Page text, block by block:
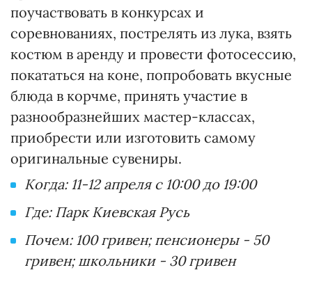
поучаствовать в конкурсах и
соревнованиях, пострелять из лука, взять
костюм в аренду и провести фотосессию,
покататься на коне, попробовать вкусные
блюда в корчме, принять участие в
разнообразнейших мастер-классах,
приобрести или изготовить самому
оригинальные сувениры.
Когда: 11-12 апреля с 10:00 до 19:00
Где: Парк Киевская Русь
Почем: 100 гривен; пенсионеры - 50
гривен; школьники - 30 гривен